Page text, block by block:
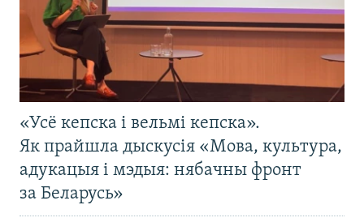
«Усё кепска і вельмі кепска».
Як прайшла дыскусія «Мова, культура,
адукацыя і мэдыя: нябачны фронт
за Беларусь»